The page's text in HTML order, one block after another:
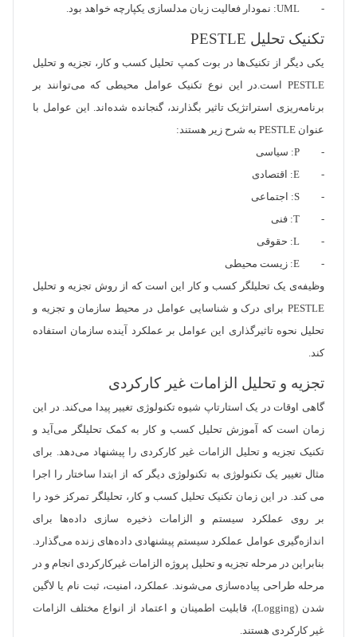
- UML: نمودار فعالیت زبان مدلسازی یکپارچه خواهد بود.
تکنیک تحلیل PESTLE
یکی دیگر از تکنیک‌ها در بوت کمپ تحلیل کسب و کار، تجزیه و تحلیل
PESTLE است.در این نوع تکنیک عوامل محیطی که می‌توانند بر
برنامه‌ریزی استراتژیک تاثیر بگذارند، گنجانده شده‌اند. این عوامل با
عنوان PESTLE به شرح زیر هستند:
- P: سیاسی
- E: اقتصادی
- S: اجتماعی
- T: فنی
- L: حقوقی
- E: زیست محیطی
وظیفه‌ی یک تحلیلگر کسب و کار این است که از روش تجزیه و تحلیل
PESTLE برای درک و شناسایی عوامل در محیط سازمان و تجزیه و
تحلیل نحوه تاثیرگذاری این عوامل بر عملکرد آینده سازمان استفاده
کند.
تجزیه و تحلیل الزامات غیر کارکردی
گاهی اوقات در یک استارتاپ‌ شیوه تکنولوژی تغییر پیدا می‌کند. در این
زمان است که آموزش تحلیل کسب و کار به کمک تحلیلگر می‌آید و
تکنیک تجزیه و تحلیل الزامات غیر کارکردی را پیشنهاد می‌دهد. برای
مثال تغییر یک تکنولوژی به تکنولوژی دیگر که از ابتدا ساختار را اجرا
می کند. در این زمان تکنیک تحلیل کسب و کار، تحلیلگر تمرکز خود را
بر روی عملکرد سیستم و الزامات ذخیره سازی داده‌ها برای
اندازه‌گیری عوامل عملکرد سیستم پیشنهادی داده‌های زنده می‌گذارد.
بنابراین در مرحله تجزیه و تحلیل پروژه الزامات غیرکارکردی انجام و در
مرحله طراحی پیاده‌سازی می‌شوند. عملکرد، امنیت، ثبت نام یا لاگین
شدن (Logging)، قابلیت اطمینان و اعتماد از انواع مختلف الزامات
غیر کارکردی هستند.